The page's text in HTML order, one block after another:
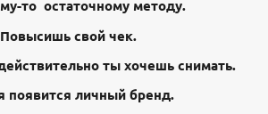
то остаточному методу.
Повысишь свой чек.
ты хочешь снимать.
появится личный бренд.